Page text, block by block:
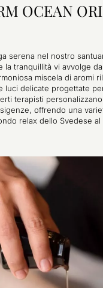
OCEAN
serena nel nostro
la tranquillità vi avvolge
miscela di aromi
luci delicate progettate
terapisti
offrendo una
relax dello Svedese al